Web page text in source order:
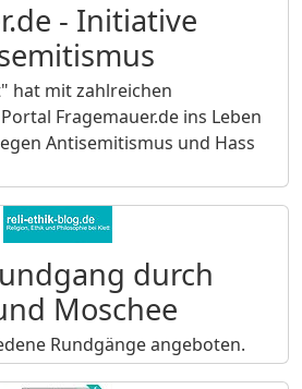
- Initiative
hat mit zahlreichen
Fragemauer.de ins Leben
Antisemitismus und Hass
durch
Moschee
Rundgänge angeboten.